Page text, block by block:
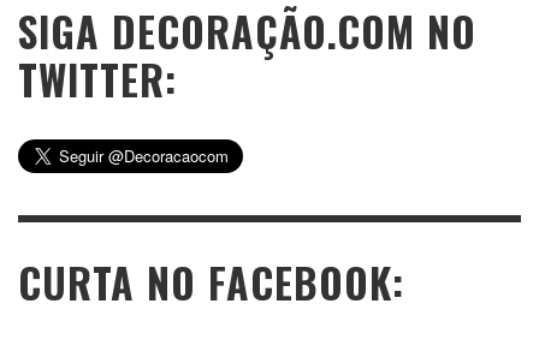
SIGA DECORAÇÃO.COM NO
TWITTER:
CURTA NO FACEBOOK: